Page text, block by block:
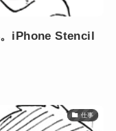
iPhone Stencil
仕事